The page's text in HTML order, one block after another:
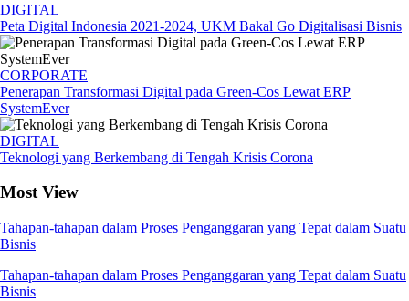
DIGITAL
Peta Digital Indonesia 2021-2024, UKM Bakal Go Digitalisasi Bisnis
CORPORATE
Penerapan Transformasi Digital pada Green-Cos Lewat ERP
SystemEver
DIGITAL
Teknologi yang Berkembang di Tengah Krisis Corona
Most View
Tahapan-tahapan dalam Proses Penganggaran yang Tepat dalam Suatu
Bisnis
Tahapan-tahapan dalam Proses Penganggaran yang Tepat dalam Suatu
Bisnis